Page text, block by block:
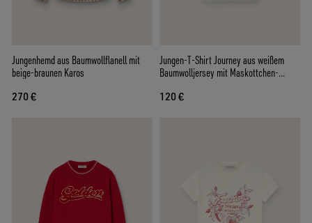
Jungenhemd aus Baumwollflanell mit
beige-braunen Karos
270 €
Jungen-T-Shirt Journey aus weißem
Baumwolljersey mit Maskottchen-
120 €